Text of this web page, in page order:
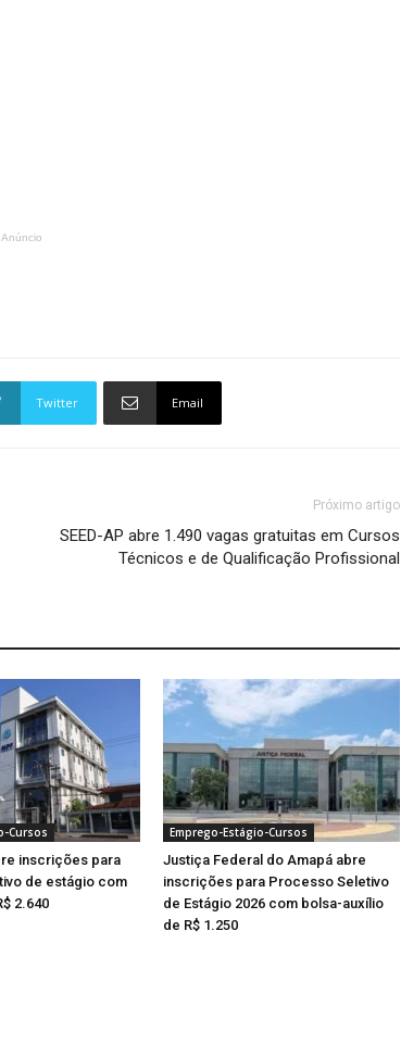
Anúncio
Twitter Email
Próximo artigo
SEED-AP abre 1.490 vagas gratuitas em Cursos
Técnicos e de Qualificação Profissional
Cursos
inscrições para
de estágio com
2.640
Emprego-Estágio-Cursos
Justiça Federal do Amapá abre
inscrições para Processo Seletivo
de Estágio 2026 com bolsa-auxílio
de R$ 1.250